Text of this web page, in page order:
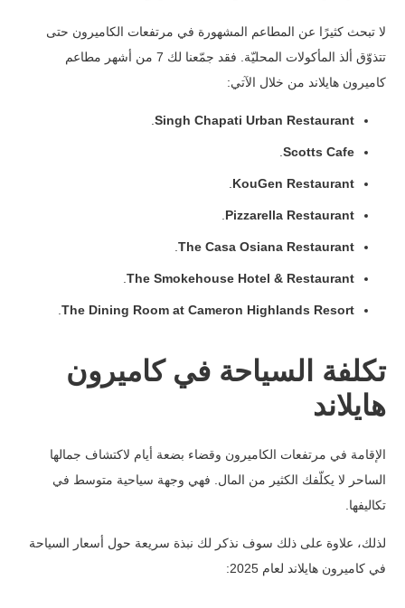
لا تبحث كثيرًا عن المطاعم المشهورة في مرتفعات الكاميرون حتى
تتذوّق ألذ المأكولات المحليّة. فقد جمّعنا لك 7 من أشهر مطاعم
كاميرون هايلاند من خلال الآتي:
Singh Chapati Urban Restaurant
Scotts Cafe
KouGen Restaurant
Pizzarella Restaurant
The Casa Osiana Restaurant
The Smokehouse Hotel & Restaurant
The Dining Room at Cameron Highlands Resort
تكلفة السياحة في كاميرون
هايلاند
الإقامة في مرتفعات الكاميرون وقضاء بضعة أيام لاكتشاف جمالها
الساحر لا يكلّفك الكثير من المال. فهي وجهة سياحية متوسط في
تكاليفها.
لذلك، علاوة على ذلك سوف نذكر لك نبذة سريعة حول أسعار السياحة
في كاميرون هايلاند لعام 2025: